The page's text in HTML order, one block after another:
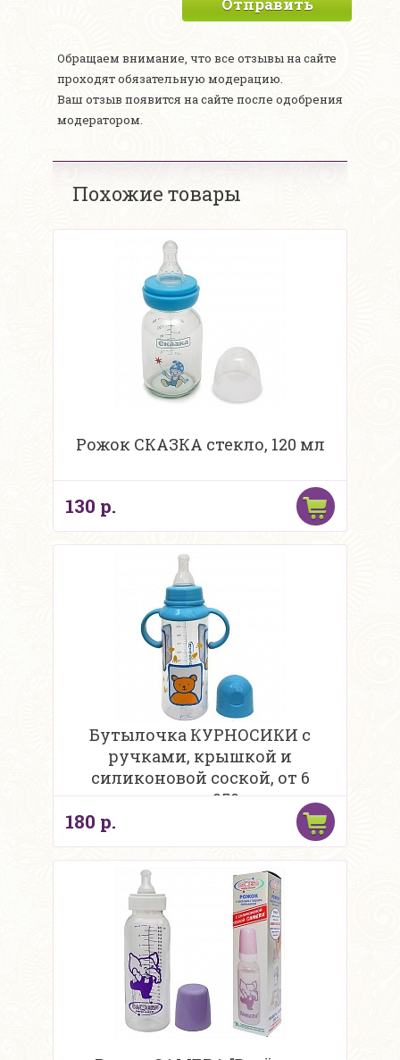
Отправить
Обращаем внимание, что все отзывы на сайте
проходят обязательную модерацию.
Ваш отзыв появится на сайте после одобрения
модератором.
Похожие товары
Рожок СКАЗКА стекло, 120 мл
130 р.
Бутылочка КУРНОСИКИ с
ручками, крышкой и
силиконовой соской, от 6
месяцев, 250 мл
180 р.